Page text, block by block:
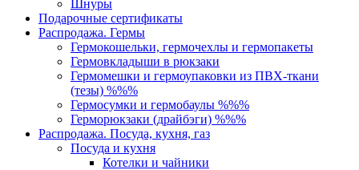
Шнуры
Подарочные сертификаты
Распродажа. Гермы
Гермокошельки, гермочехлы и гермопакеты
Гермовкладыши в рюкзаки
Гермомешки и гермоупаковки из ПВХ-ткани
(тезы) %%%
Гермосумки и гермобаулы %%%
Герморюкзаки (драйбэги) %%%
Распродажа. Посуда, кухня, газ
Посуда и кухня
Котелки и чайники